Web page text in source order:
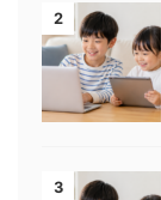
2
3